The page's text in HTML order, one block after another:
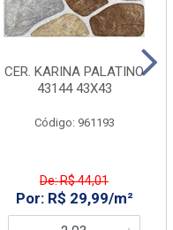
CER. KARINA PALATINO
43144 43X43
Código: 961193
De: R$ 44,01
Por: R$ 29,99/m²